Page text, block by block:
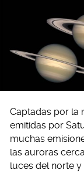
Captadas por la
emitidas por
muchas
las auroras
luces del norte y